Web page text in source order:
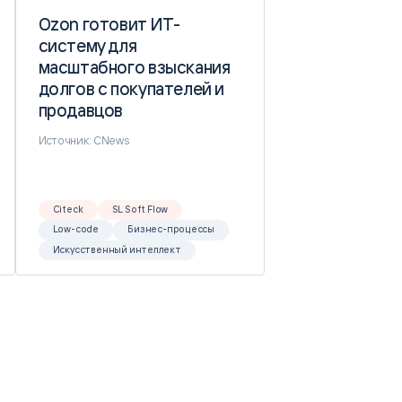
Ozon готовит ИТ-
систему для
масштабного взыскания
долгов с покупателей и
продавцов
Ozon готовит ИТ-
систему для
масштабного взыскания
долгов с покупателей и
продавцов
Источник: CNews
Citeck
SL Soft Flow
Low-code
Бизнес-процессы
Искусственный интеллект